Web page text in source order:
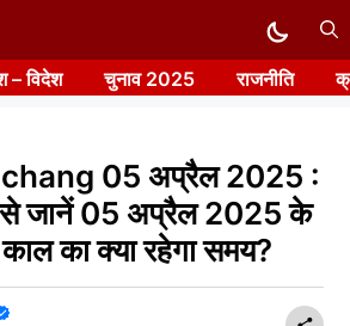
– विदेश चुनाव 2025 राजनीति
05 अप्रैल 2025 :
जानें 05 अप्रैल 2025 के
का क्या रहेगा समय?